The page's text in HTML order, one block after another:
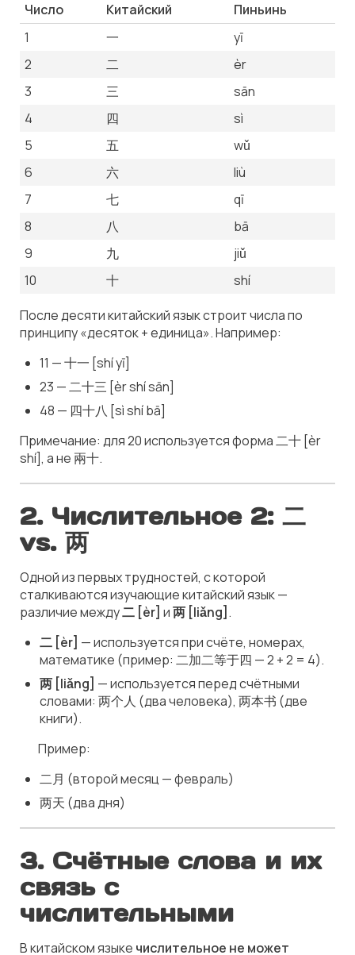
Число
Китайский
Пиньинь
1
一
yī
2
二
èr
3
三
sān
4
四
sì
5
五
wǔ
6
六
liù
7
七
qī
8
八
bā
9
九
jiǔ
10
十
shí
После десяти китайский язык строит числа по
принципу«десяток + единица». Например:
11 — 十一 [shí yī]
23 — 二十三 [èr shí sān]
48 — 四十八 [sì shí bā]
Примечание: для 20 используется форма 二十 [èr
shí], а не 兩十.
2. Числительное 2: 二
vs. 两
Одной из первых трудностей, с которой
сталкиваются изучающие китайский язык —
различие между二 [èr] и两 [liǎng] .
二 [èr] — используется при счёте, номерах,
математике (пример: 二加二等于四 — 2 + 2 = 4).
两 [liǎng] — используется перед счётными
словами: 两个人 (два человека), 两本书 (две
книги).
📌 Пример:
二月 (второй месяц — февраль)
两天 (два дня)
3. Счётные слова и их
связь с
числительными
В китайском языке числительное не может